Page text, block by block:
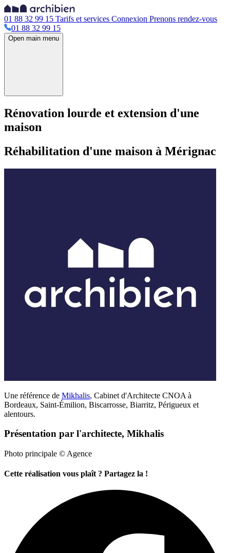
01 88 32 99 15 Tarifs et services Connexion Prenons rendez-vous
01 88 32 99 15
Open main menu
Rénovation lourde et extension d'une
maison
Réhabilitation d'une maison à Mérignac
Une référence de Mikhalis, Cabinet d'Architecte CNOA à
Bordeaux, Saint-Émilion, Biscarrosse, Biarritz, Périgueux et
alentours.
Présentation par l'architecte, Mikhalis
Photo principale © Agence
Cette réalisation vous plaît ? Partagez la !